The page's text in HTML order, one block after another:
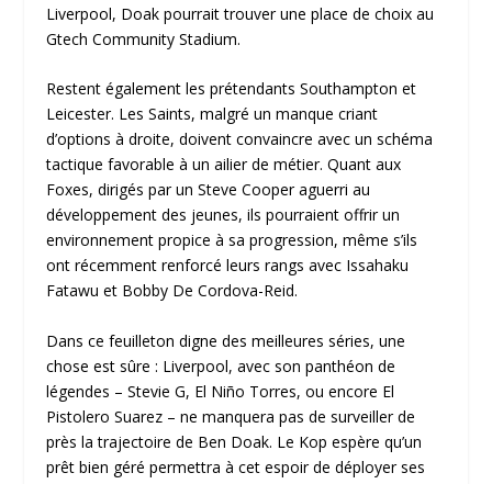
Liverpool, Doak pourrait trouver une place de choix au
Gtech Community Stadium.
Restent également les prétendants Southampton et
Leicester. Les Saints, malgré un manque criant
d’options à droite, doivent convaincre avec un schéma
tactique favorable à un ailier de métier. Quant aux
Foxes, dirigés par un Steve Cooper aguerri au
développement des jeunes, ils pourraient offrir un
environnement propice à sa progression, même s’ils
ont récemment renforcé leurs rangs avec Issahaku
Fatawu et Bobby De Cordova-Reid.
Dans ce feuilleton digne des meilleures séries, une
chose est sûre : Liverpool, avec son panthéon de
légendes – Stevie G, El Niño Torres, ou encore El
Pistolero Suarez – ne manquera pas de surveiller de
près la trajectoire de Ben Doak. Le Kop espère qu’un
prêt bien géré permettra à cet espoir de déployer ses